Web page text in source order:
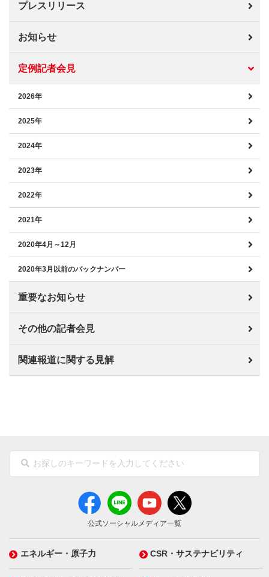
プレスリリース
お知らせ
定例記者会見
2026年
2025年
2024年
2023年
2022年
2021年
2020年4月～12月
2020年3月以前のバックナンバー
重要なお知らせ
その他の記者会見
関連報道に関する見解
公式ソーシャルメディア一覧
エネルギー・原子力 CSR・サステナビリティ